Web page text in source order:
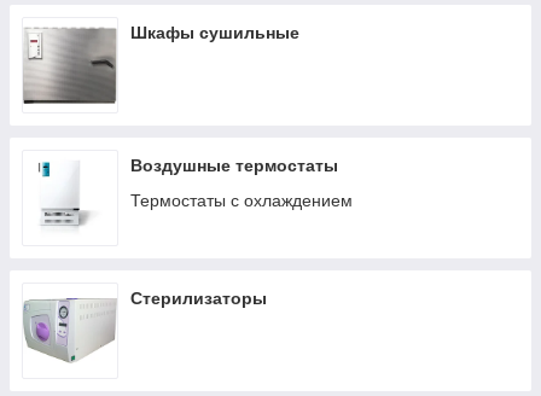
термостатирующее оборудование,
лабораторные бани, др. Все в наличии на
складе, сопровождаются официальным
пакетом документов, доставляются по стране.
экспертам.
Шкафы сушильные
Воздушные термостаты
Термостаты с охлаждением
Стерилизаторы